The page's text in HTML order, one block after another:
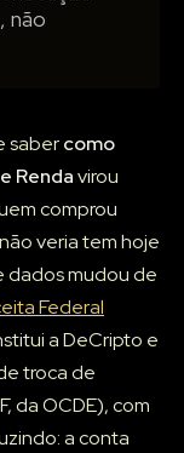
não
sabercomo
Rendavirou
comprou
veria tem hoje
dados mudou de
Federal
a DeCripto e
troca de
da OCDE), com
a conta